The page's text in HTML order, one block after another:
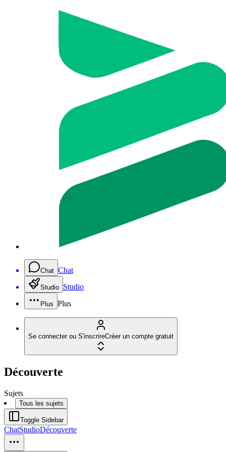
Chat Chat
Studio Studio
Plus Plus
Se connecter ou S'inscrireCréer un compte gratuit
Découverte
Sujets
Tous les sujets
Toggle Sidebar
ChatStudioDécouverte